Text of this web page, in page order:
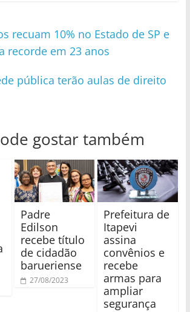
recuam 10% no Estado de SP e
recorde em 23 anos
pública terão aulas de direito
gostar também
Padre
Edilson
recebe título
de cidadão
barueriense
27/08/2023
Prefeitura de
Itapevi
assina
convênios e
recebe
armas para
ampliar
segurança